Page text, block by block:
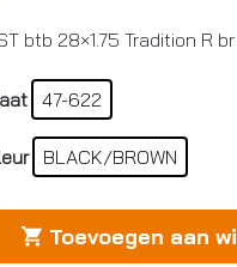
btb 28×1.75 Tradition R br
47-622
BLACK/BROWN
Toevoegen aan